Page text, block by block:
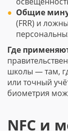
Общие
(FRR) и
Где
школы — там,
или точный
биометрия
NFC и